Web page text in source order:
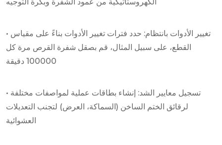
• تغيير الأدوات بانتظام: حدد فترات تغيير الأدوات بناءً على مقياس
القطع، على سبيل المثال، قم بصقل شفرة القرص مرة كل
100000 دقيقة
• تسجيل معايير الشد: إنشاء بطاقات عملية لمواصفات مختلفة
لرقائق الختم الساخن (السماكة، العرض) لتجنب التعديلات
العشوائية